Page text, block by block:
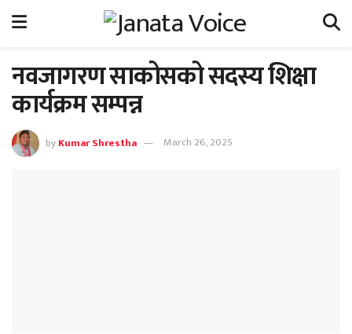
नवजागरण साकोसको सदस्य शिक्षा
कार्यक्रम सम्पन्न
byKumar Shrestha March 26, 2025